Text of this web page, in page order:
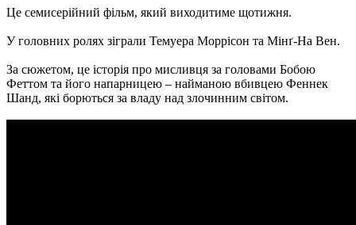
Це семисерійний фільм, який виходитиме щотижня.
У головних ролях зіграли Темуера Моррісон та Мінґ-На Вен.
За сюжетом, це історія про мисливця за головами Бобою
Феттом та його напарницею – найманою вбивцею Феннек
Шанд, які борються за владу над злочинним світом.